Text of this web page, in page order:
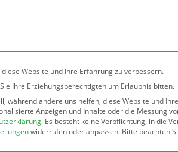
(WERBE-)TEXTEN PR-
Website und Ihre Erfahrung zu verbessern.
Ihre Erziehungsberechtigten um Erlaubnis bitten.
während andere uns helfen, diese Website und
Anzeigen und Inhalte oder die Messung
. Es besteht keine Verpflichtung, in die
widerrufen oder anpassen. Bitte beachten